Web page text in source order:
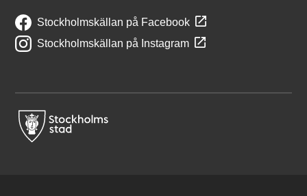
Stockholmskällan på Facebook
Stockholmskällan på Instagram